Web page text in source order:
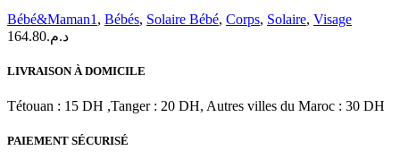
Bébé&Maman1 , Bébés, Solaire Bébé, Corps, Solaire, Visage
د.م.164.80
LIVRAISON À DOMICILE
Tétouan : 15 DH ,Tanger : 20 DH, Autres villes du Maroc : 30 DH
PAIEMENT SÉCURISÉ